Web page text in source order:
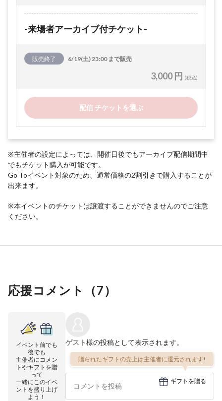
-来場者アーカイブ付チケット-
販売終了 6/19(土) 23:00 まで販売
3,000 円 (税込)
配信 チケットを選ぶ
※主催者の設定によっては、開催日後でもアーカイブ配信期間中
でもチケット購入が可能です。
Go Toイベント対象のため、通常価格の2割引きで購入することが
出来ます。
※本イベントのチケットは譲渡することができませんのでご注意
ください。
応援コメント（7）
イベント前でも
後でも
主催者にコメン
トやギフトを贈
って
一緒にこのイベ
ントを盛り上げ
よう！
ゲスト様の投稿として表示されます。
贈られたギフトの売上は主催者に還元されます!
ギフトを贈る